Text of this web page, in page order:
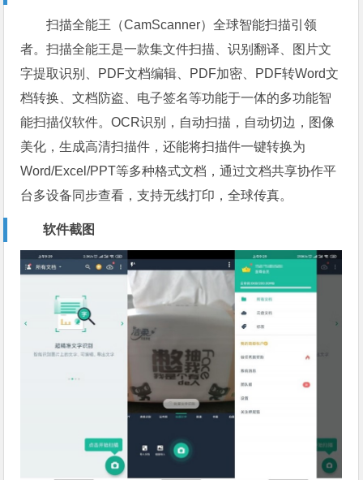
扫描全能王（CamScanner）全球智能扫描引领
者。扫描全能王是一款集文件扫描、识别翻译、图片文
字提取识别、PDF文档编辑、PDF加密、PDF转Word文
档转换、文档防盗、电子签名等功能于一体的多功能智
能扫描仪软件。OCR识别，自动扫描，自动切边，图像
美化，生成高清扫描件，还能将扫描件一键转换为
Word/Excel/PPT等多种格式文档，通过文档共享协作平
台多设备同步查看，支持无线打印，全球传真。
软件截图